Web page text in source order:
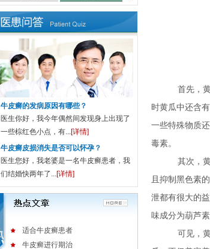
牛皮癣的发病原因有哪些？
医生你好，我今年偶然间发现身上出现了
一些棕红色小点，有...[详情]
牛皮癣皮损消失是否可以怀孕？
医生您好，我老婆是一名牛皮癣患者，我
们结婚快两年了...[详情]
适合牛皮癣患者
牛皮癣进行期治
首先，黄
时黄瓜中还含
一些特殊物质
毒素。
其次，黄
且抑制黑色素的
泄都有很大的
味成分为葫芦
可见，黄